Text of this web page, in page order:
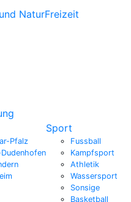
NaturFreizeit
Pfalz
Sport
Fussball
Kampfsport
Athletik
Wassersport
Sonsige
Basketball